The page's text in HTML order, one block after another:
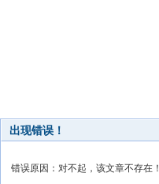
出现错误！
错误原因：对不起，该文章不存在！